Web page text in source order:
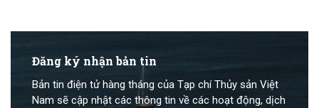
Đăng ký nhận bản tin
Bản tin điện tử hàng tháng của Tạp chí Thủy sản Việt
Nam sẽ cập nhật các thông tin về các hoạt động, dịch